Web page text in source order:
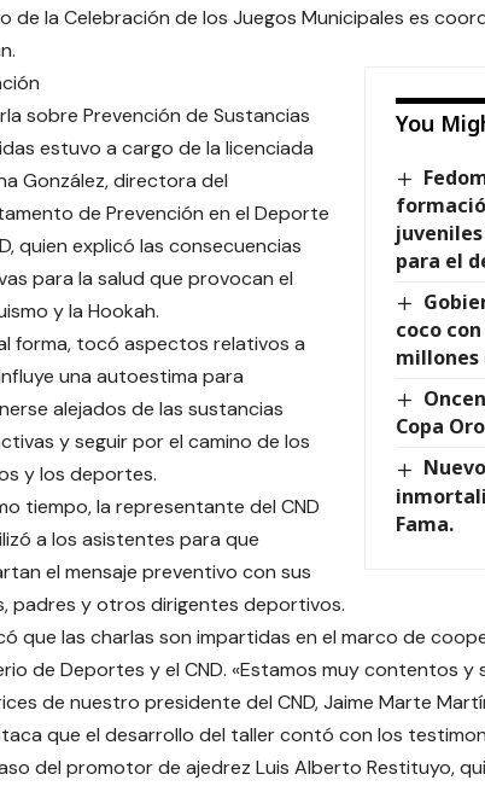
de la Celebración de los Juegos Municipales es
You
para el
coco
millones
Copa
Fama.
sobre Prevención de Sustancias
estuvo a cargo de la licenciada
González, directora del
de Prevención en el Deporte
quien explicó las consecuencias
para la salud que provocan el
y la Hookah.
forma, tocó aspectos relativos a
una autoestima para
alejados de las sustancias
y seguir por el camino de los
y los deportes.
tiempo, la representante del CND
a los asistentes para que
el mensaje preventivo con sus
padres y otros dirigentes deportivos.
que las charlas son impartidas en el marco de
de Deportes y el CND. «Estamos muy contentos y
de nuestro presidente del CND, Jaime Marte
que el desarrollo del taller contó con los
del promotor de ajedrez Luis Alberto Restituyo,